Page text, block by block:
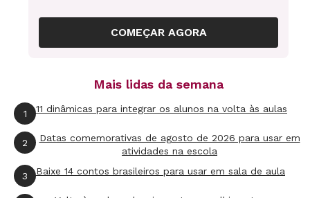
COMEÇAR AGORA
Mais lidas da semana
1 11 dinâmicas para integrar os alunos na volta às aulas
2
Datas comemorativas de agosto de 2026 para usar em
atividades na escola
3 Baixe 14 contos brasileiros para usar em sala de aula